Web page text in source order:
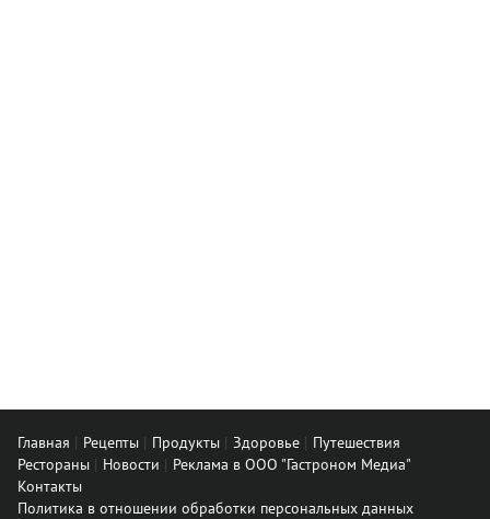
Главная Рецепты Продукты Здоровье
Путешествия
Рестораны
Новости
Реклама в ООО "Гастроном Медиа"
Контакты
Политика в отношении обработки персональных данных